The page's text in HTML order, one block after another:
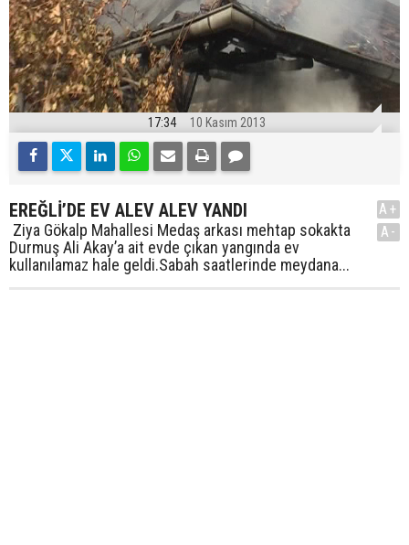
17:34 10 Kasım 2013
EREĞLİ’DE EV ALEV ALEV YANDI
Ziya Gökalp Mahallesi Medaş arkası mehtap sokakta
Durmuş Ali Akay’a ait evde çıkan yangında ev
kullanılamaz hale geldi.Sabah saatlerinde meydana...
A+
A-